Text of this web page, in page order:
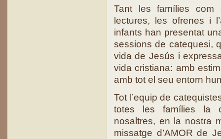
Tant les famílies
lectures, les ofrenes i
infants han presentat
sessions de catequesi,
vida de Jesús i
vida cristiana: amb
amb tot el seu entorn
Tot l’equip de
totes les famílies la
nosaltres, en la nostra
missatge d’AMOR de